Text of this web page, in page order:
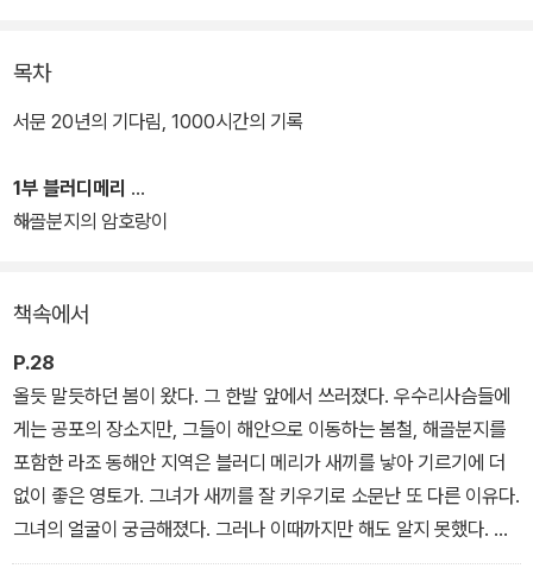
저자 박수용 PD의 집념과 도전정신, 끈질긴 열정으로 탄생한 시베리
아호랑이에 관한 독보적 대탐사로 프랑스 쥘 베른 영화제 관객상, 러
10년 러시아 푸틴 총리 주최 '세계 호랑이 보호를 위한 정상 회담' 개
막작으로 상영되는 등 세계 평단의 찬사를 받은 걸작 다큐멘터리이
저자는 시베리아에 살면 시베리아호랑이, 한반도에 살면 한반도호랑
이 혹은 백두산호랑이라 불리는 우수리와 만주, 한반도를 중심으로
살아가는 호랑이들을 밀착 취재해 왔다. 이 책은 그 과정에서 만난 '블
러디 메리'라는 16세기 영국 여왕의 별명을 이름으로 살아가는 암호
랑이 3대 가족의 삶과 죽음, 생존을 향한 강렬한 투쟁을 직접 보고 관
찰한 기록이다.
목차
서문 20년의 기다림, 1000시간의 기록
1부 블러디메리
해골분지의 암호랑이
책속에서
P.28
올듯 말듯하던 봄이 왔다. 그 한발 앞에서 쓰러졌다. 우수리사슴들에
게는 공포의 장소지만, 그들이 해안으로 이동하는 봄철, 해골분지를
포함한 라조 동해안 지역은 블러디 메리가 새끼를 낳아 기르기에 더
없이 좋은 영토가. 그녀가 새끼를 잘 키우기로 소문난 또 다른 이유다.
그녀의 얼굴이 궁금해졌다. 그러나 이때까지만 해도 알지 못했다. 그
녀가 훅 불어내는 콧김의 감촉이 나의 왼손 등을 스쳐가고, 마침내 그